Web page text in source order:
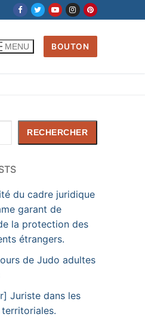
MENU BOUTON
RECHERCHER
du cadre juridique
garant de
la protection des
étrangers.
de Judo adultes
Juriste dans les